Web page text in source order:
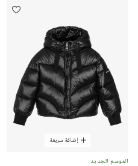
إضافة سريعة
الموسم الجديد